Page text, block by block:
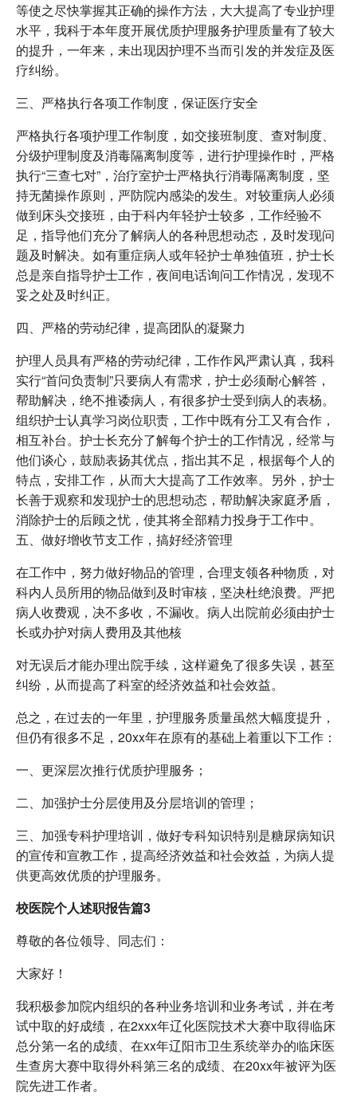
等使之尽快掌握其正确的操作方法，大大提高了专业护理
水平，我科于本年度开展优质护理服务护理质量有了较大
的提升，一年来，未出现因护理不当而引发的并发症及医
疗纠纷。
三、严格执行各项工作制度，保证医疗安全
严格执行各项护理工作制度，如交接班制度、查对制度、
分级护理制度及消毒隔离制度等，进行护理操作时，严格
执行“三查七对”，治疗室护士严格执行消毒隔离制度，坚
持无菌操作原则，严防院内感染的发生。对较重病人必须
做到床头交接班，由于科内年轻护士较多，工作经验不
足，指导他们充分了解病人的各种思想动态，及时发现问
题及时解决。如有重症病人或年轻护士单独值班，护士长
总是亲自指导护士工作，夜间电话询问工作情况，发现不
妥之处及时纠正。
四、严格的劳动纪律，提高团队的凝聚力
护理人员具有严格的劳动纪律，工作作风严肃认真，我科
实行“首问负责制”只要病人有需求，护士必须耐心解答，
帮助解决，绝不推诿病人，有很多护士受到病人的表杨。
组织护士认真学习岗位职责，工作中既有分工又有合作，
相互补台。护士长充分了解每个护士的工作情况，经常与
他们谈心，鼓励表扬其优点，指出其不足，根据每个人的
特点，安排工作，从而大大提高了工作效率。另外，护士
长善于观察和发现护士的思想动态，帮助解决家庭矛盾，
消除护士的后顾之忧，使其将全部精力投身于工作中。
五、做好增收节支工作，搞好经济管理
在工作中，努力做好物品的管理，合理支领各种物质，对
科内人员所用的物品做到及时审核，坚决杜绝浪费。严把
病人收费观，决不多收，不漏收。病人出院前必须由护士
长或办护对病人费用及其他核
对无误后才能办理出院手续，这样避免了很多失误，甚至
纠纷，从而提高了科室的经济效益和社会效益。
总之，在过去的一年里，护理服务质量虽然大幅度提升，
但仍有很多不足，20xx年在原有的基础上着重以下工作：
一、更深层次推行优质护理服务；
二、加强护士分层使用及分层培训的管理；
三、加强专科护理培训，做好专科知识特别是糖尿病知识
的宣传和宣教工作，提高经济效益和社会效益，为病人提
供更高效优质的护理服务。
校医院个人述职报告篇3
尊敬的各位领导、同志们：
大家好！
我积极参加院内组织的各种业务培训和业务考试，并在考
试中取的好成绩，在2xxx年辽化医院技术大赛中取得临床
总分第一名的成绩、在xx年辽阳市卫生系统举办的临床医
生查房大赛中取得外科第三名的成绩、在20xx年被评为医
院先进工作者。